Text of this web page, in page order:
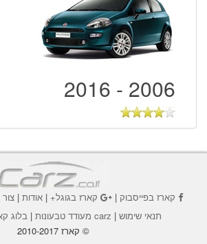
2006 - 2016
קארז בפייסבוק| קארז בגוגל+|אודות |
תנאי שימוש | carz מעודד טבעונות | בלוג
© קארז 2010-2017